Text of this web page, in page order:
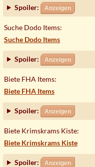
Spoiler: Anzeigen
Suche Dodo Items:
Suche Dodo Items
Spoiler: Anzeigen
Biete FHA Items:
Biete FHA Items
Spoiler: Anzeigen
Biete Krimskrams Kiste:
Biete Krimskrams Kiste
Spoiler: Anzeigen